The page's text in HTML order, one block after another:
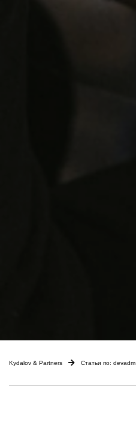
Kydalov & Partners Статьи по: devadm